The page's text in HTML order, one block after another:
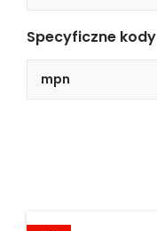
Specyficzne kody
mpn